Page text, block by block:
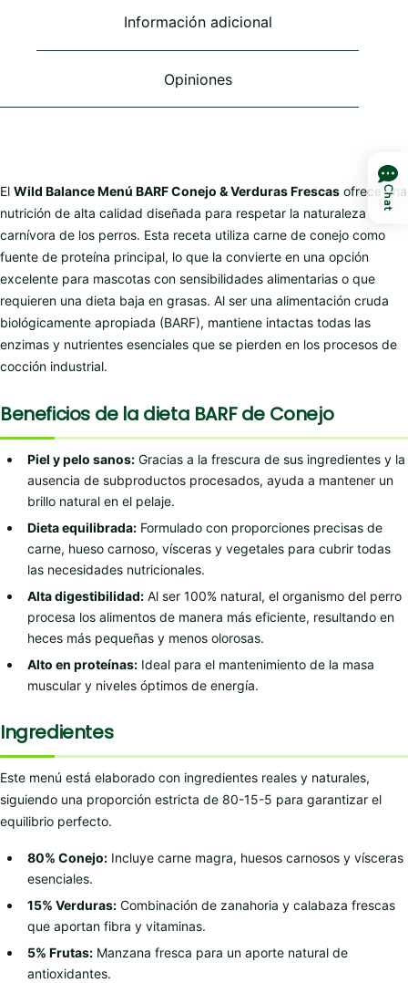
página
Información adicional
Opiniones
El Wild Balance Menú BARF Conejo & Verduras Frescas ofrece una
nutrición de alta calidad diseñada para respetar la naturaleza
carnívora de los perros. Esta receta utiliza carne de conejo como
fuente de proteína principal, lo que la convierte en una opción
excelente para mascotas con sensibilidades alimentarias o que
requieren una dieta baja en grasas. Al ser una alimentación cruda
biológicamente apropiada (BARF), mantiene intactas todas las
enzimas y nutrientes esenciales que se pierden en los procesos de
cocción industrial.
Beneficios de la dieta BARF de Conejo
Piel y pelo sanos: Gracias a la frescura de sus ingredientes y la
ausencia de subproductos procesados, ayuda a mantener un
brillo natural en el pelaje.
Dieta equilibrada: Formulado con proporciones precisas de
carne, hueso carnoso, vísceras y vegetales para cubrir todas
las necesidades nutricionales.
Alta digestibilidad: Al ser 100% natural, el organismo del perro
procesa los alimentos de manera más eficiente, resultando en
heces más pequeñas y menos olorosas.
Alto en proteínas: Ideal para el mantenimiento de la masa
muscular y niveles óptimos de energía.
Ingredientes
Este menú está elaborado con ingredientes reales y naturales,
siguiendo una proporción estricta de 80-15-5 para garantizar el
equilibrio perfecto.
80% Conejo: Incluye carne magra, huesos carnosos y vísceras
esenciales.
15% Verduras: Combinación de zanahoria y calabaza frescas
que aportan fibra y vitaminas.
5% Frutas: Manzana fresca para un aporte natural de
antioxidantes.
Chat